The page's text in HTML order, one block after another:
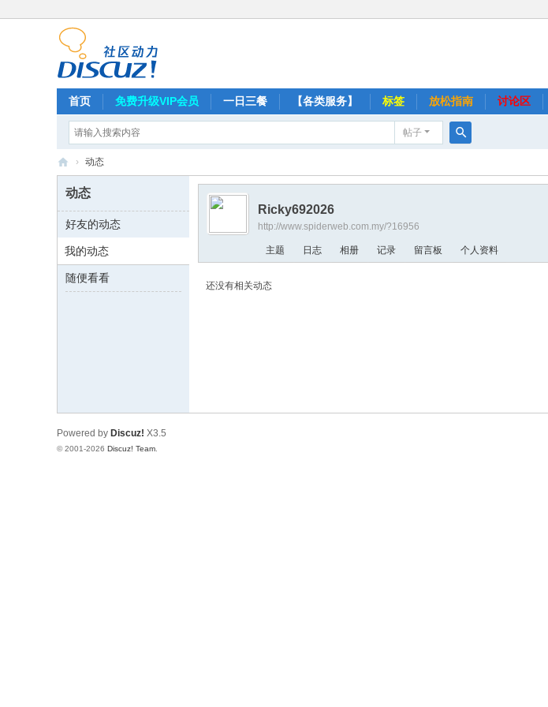
首页 免费升级VIP会员 一日三餐 【各类服务】 标签 放松指南 讨论区
帖子
索
网
› 动态
动态
好友的动态
我的动态
随便看看
Ricky692026
http://www.spiderweb.com.my/?16956
主题 日志 相册 记录 留言板 个人资料
还没有相关动态
Powered by Discuz! X3.5
© 2001-2026 Discuz! Team